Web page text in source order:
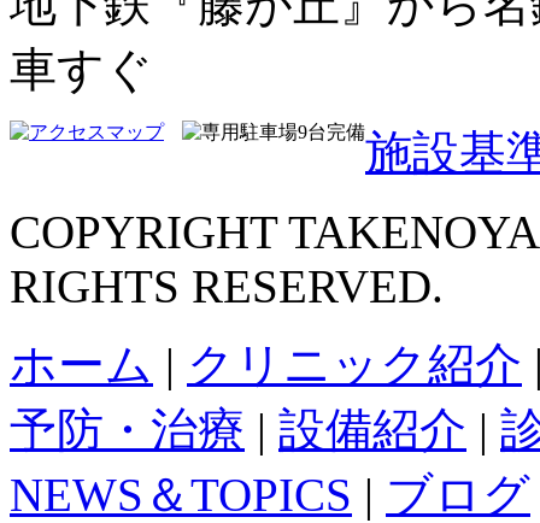
車すぐ
施設基
COPYRIGHT
RIGHTS RESERVED.
ホーム | クリニック紹介
予防・治療 | 設備紹介 |
NEWS＆TOPICS | ブログ